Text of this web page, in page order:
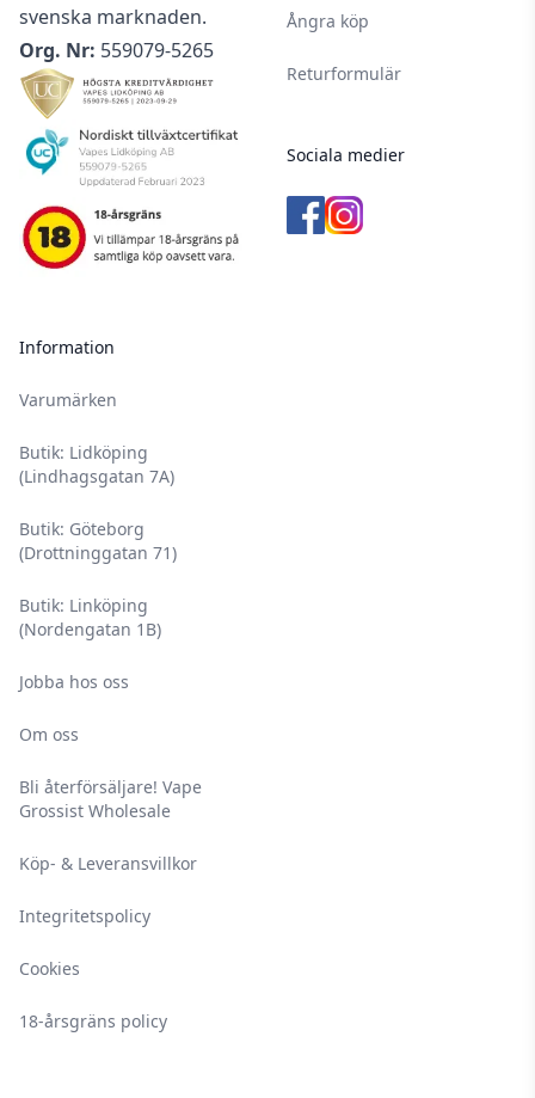
svenska marknaden.
Org. Nr: 559079-5265
Information
Varumärken
Butik: Lidköping
(Lindhagsgatan 7A)
Butik: Göteborg
(Drottninggatan 71)
Butik: Linköping
(Nordengatan 1B)
Jobba hos oss
Om oss
Bli återförsäljare! Vape
Grossist Wholesale
Köp- & Leveransvillkor
Integritetspolicy
Cookies
18-årsgräns policy
Ångra köp
Returformulär
Sociala medier